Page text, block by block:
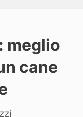
meglio
cane